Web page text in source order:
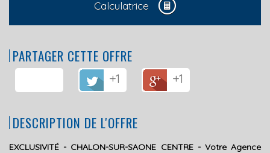
Calculatrice
PARTAGER CETTE OFFRE
+1 +1
DESCRIPTION DE L'OFFRE
EXCLUSIVITÉ - CHALON-SUR-SAONE CENTRE - Votre Agence